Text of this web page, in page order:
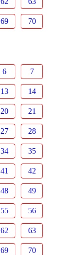
69 70
6 7
13 14
20 21
27 28
34 35
41 42
48 49
55 56
62 63
69 70